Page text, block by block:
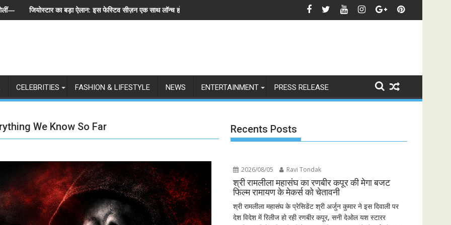
बड़ा ऐलान: इस फेस्टिव सीज़न एक साथ लॉन्च होंगे बिग बॉस के 6 संस्करण, पेश हुई 'इंडियाज़ बिग्ग रियलिटी' कॉफी टेबल बुक
स्पेन ने अर्जेंटीना को हराकर जीता फीफा विश्व कप 2026 का खिताब, लैमिन यामाल के दौर की हुई शुरुआत
भारत से विश्व तक 'रामायणम्' की
CELEBRITIES FASHION & LIFESTYLE NEWS ENTERTAINMENT PRESS RELEASE
We Know So Far Recents Posts
2026/08/05 Ravi Tondak
श्री रामलीला महासंघ का रणबीर कपूर की मेगा बजट
फिल्म रामायण के मेकर्स को चेतावनी
श्री रामलीला महासंघ के प्रेसिडेंट श्री अर्जुन कुमार ने इस दिवाली पर
देश विदेश में रिलीज हो रही रणबीर कपूर, सनी देओल यश स्टारर